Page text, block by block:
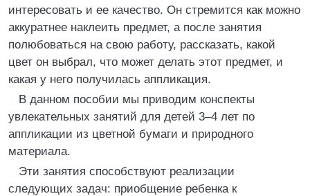
интересовать и ее качество. Он стремится как можно
аккуратнее наклеить предмет, а после занятия
полюбоваться на свою работу, рассказать, какой
цвет он выбрал, что может делать этот предмет, и
какая у него получилась аппликация.
В данном пособии мы приводим конспекты
увлекательных занятий для детей 3–4 лет по
аппликации из цветной бумаги и природного
материала.
Эти занятия способствуют реализации
следующих задач: приобщение ребенка к